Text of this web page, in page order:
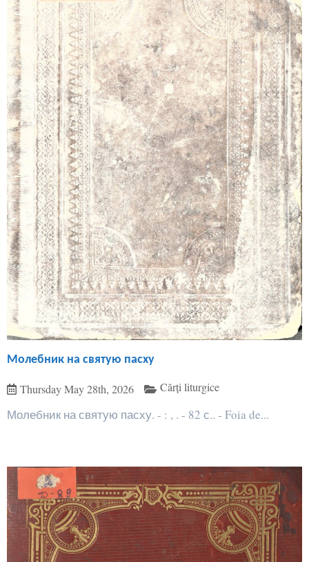
Молебник на святую пасху
Thursday May 28th, 2026 Cărți liturgice
Молебник на святую пасху. - : , . - 82 с.. - Foia de...